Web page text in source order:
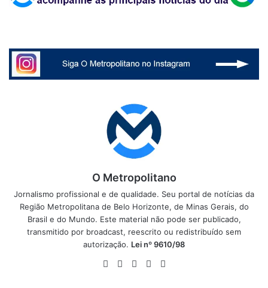
O Metropolitano
Jornalismo profissional e de qualidade. Seu portal de notícias da
Região Metropolitana de Belo Horizonte, de Minas Gerais, do
Brasil e do Mundo. Este material não pode ser publicado,
transmitido por broadcast, reescrito ou redistribuído sem
autorização. Lei nº 9610/98
WebsiteFacebook
X YouTube